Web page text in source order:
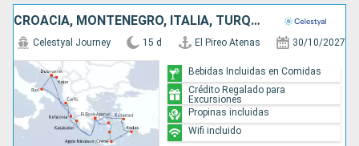
CROACIA, MONTENEGRO, ITALIA, TURQUÍA, GRECIA
Celestyal Journey 15 d El Pireo Atenas 30/10/2027
Bebidas Incluidas en Comidas
Crédito Regalado para
Excursiones
Propinas incluidas
Wifi incluido